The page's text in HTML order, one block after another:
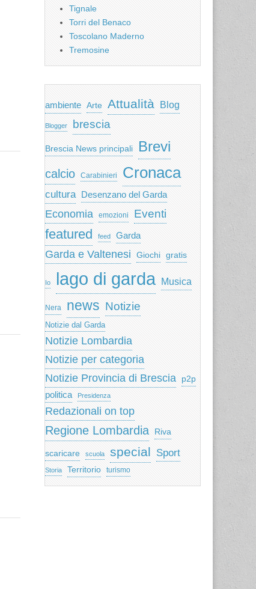
Tignale
Torri del Benaco
Toscolano Maderno
Tremosine
ambiente Arte Attualità Blog
Blogger brescia
Brescia News principali Brevi
calcio Carabinieri Cronaca
cultura Desenzano del Garda
Economia emozioni Eventi
featured feed Garda
Garda e Valtenesi Giochi gratis
Io lago di garda Musica
Nera news Notizie
Notizie dal Garda
Notizie Lombardia
Notizie per categoria
Notizie Provincia di Brescia
p2p
politica Presidenza
Redazionali on top
Regione Lombardia Riva
scaricare scuola special Sport
Storia Territorio turismo